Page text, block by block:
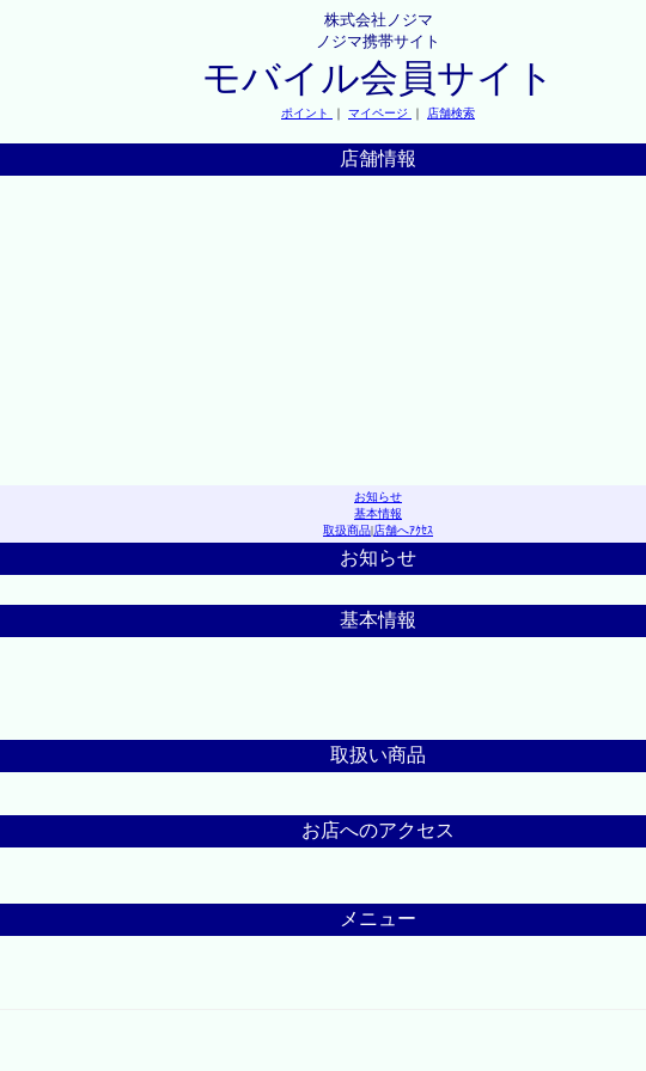
株式会社ノジマ
ノジマ携帯サイト
モバイル会員サイト
ポイント ｜ マイページ ｜ 店舗検索
店舗情報
お知らせ
基本情報
取扱商品|店舗へｱｸｾｽ
お知らせ
基本情報
取扱い商品
お店へのアクセス
メニュー